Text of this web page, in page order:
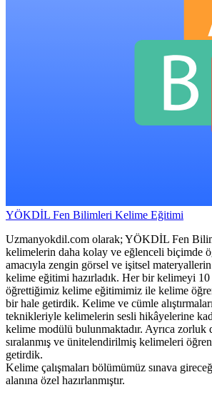
YÖKDİL Fen Bilimleri Kelime Eğitimi
Uzmanyokdil.com olarak; YÖKDİL Fen
kelimelerin daha kolay ve eğlenceli biçimde
amacıyla zengin görsel ve işitsel
kelime eğitimi hazırladık. Her bir kelimeyi
öğrettiğimiz kelime eğitimimiz ile kelime
bir hale getirdik. Kelime ve cümle
teknikleriyle kelimelerin sesli hikâyelerine
kelime modülü bulunmaktadır. Ayrıca zorluk
sıralanmış ve ünitelendirilmiş kelimeleri
getirdik.
Kelime çalışmaları bölümümüz sınava
alanına özel hazırlanmıştır.